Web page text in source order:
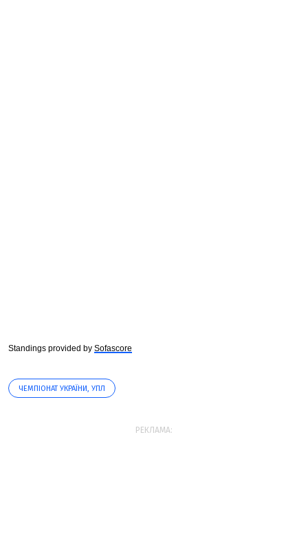
Standings provided by Sofascore
ЧЕМПІОНАТ УКРАЇНИ, УПЛ
РЕКЛАМА: